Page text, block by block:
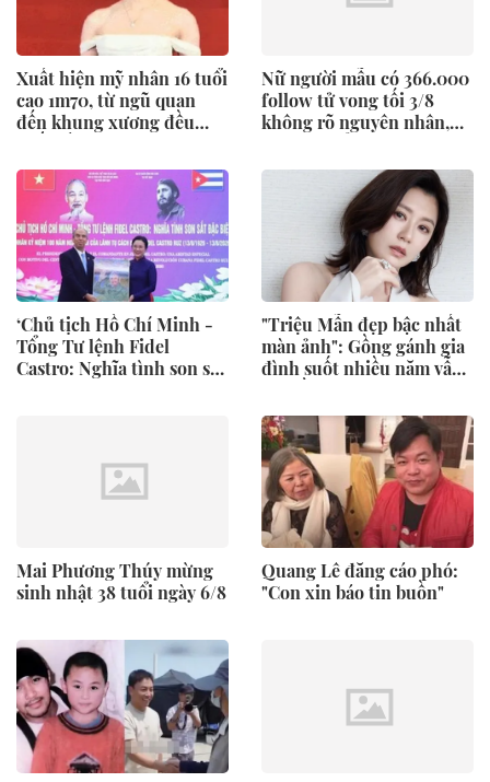
Xuất hiện mỹ nhân 16 tuổi
cao 1m70, từ ngũ quan
đến khung xương đều
Hoa hậu!
Nữ người mẫu có 366.000
follow tử vong tối 3/8
không rõ nguyên nhân,
kín đáo
‘Chủ tịch Hồ Chí Minh -
Tổng Tư lệnh Fidel
Castro: Nghĩa tình son sắt
"Triệu Mẫn đẹp bậc nhất
màn ảnh": Gồng gánh gia
đình suốt nhiều năm vẫn
Mai Phương Thúy mừng
sinh nhật 38 tuổi ngày 6/8
Quang Lê đăng cáo phó:
"Con xin báo tin buồn"